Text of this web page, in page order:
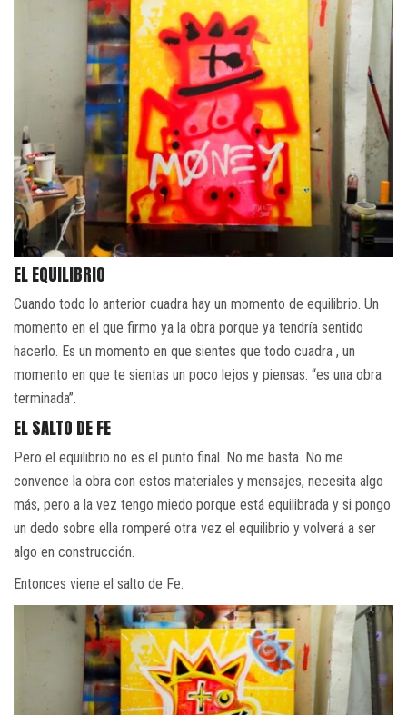
EL EQUILIBRIO
Cuando todo lo anterior cuadra hay un momento de equilibrio. Un
momento en el que firmo ya la obra porque ya tendría sentido
hacerlo. Es un momento en que sientes que todo cuadra , un
momento en que te sientas un poco lejos y piensas: “es una obra
terminada”.
EL SALTO DE FE
Pero el equilibrio no es el punto final. No me basta. No me
convence la obra con estos materiales y mensajes, necesita algo
más, pero a la vez tengo miedo porque está equilibrada y si pongo
un dedo sobre ella romperé otra vez el equilibrio y volverá a ser
algo en construcción.
Entonces viene el salto de Fe.